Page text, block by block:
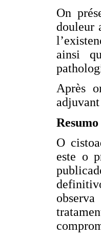
On
douleur
ainsi
Après
Resumo
O
este o